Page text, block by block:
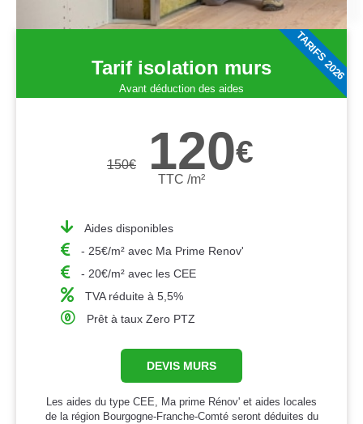
Tarif isolation murs
Avant déduction des aides
150€ 120€
TTC /m²
Aides disponibles
- 25€/m² avec Ma Prime Renov'
- 20€/m² avec les CEE
TVA réduite à 5,5%
Prêt à taux Zero PTZ
DEVIS MURS
Les aides du type CEE, Ma prime Rénov' et aides locales
de la région Bourgogne-Franche-Comté seront déduites du
TARIFS 2026